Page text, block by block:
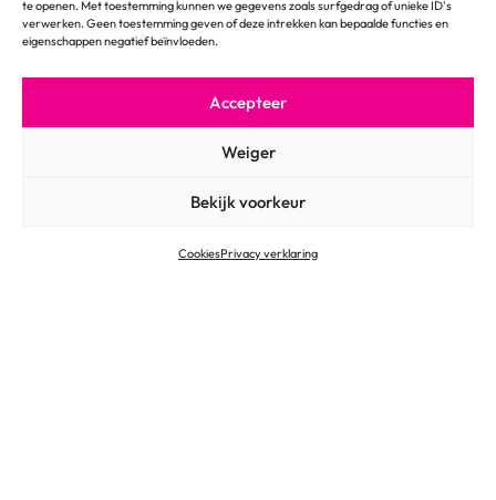
te openen. Met toestemming kunnen we gegevens zoals surfgedrag of unieke ID's
verwerken. Geen toestemming geven of deze intrekken kan bepaalde functies en
eigenschappen negatief beïnvloeden.
Accepteer
Weiger
Bekijk voorkeur
CookiesPrivacy verklaring
Privacy verklaring